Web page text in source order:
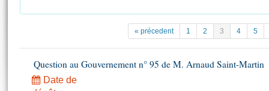
Projets de loi
Propositions de loi
Documents de référence
( Constitution | Règlement de l'Assemblée ... )
Histoire
Contacts et plan d'accès
« précedent 1 2 3 4 5
Question au Gouvernement n° 95 de M. Arnaud Saint-Martin
Date de